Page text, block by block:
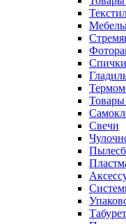
Спички
Товары
Свечи